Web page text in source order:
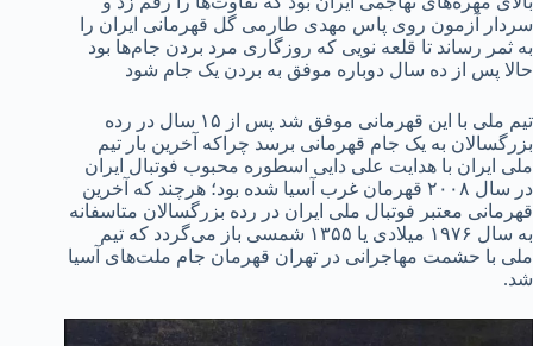
سردار آزمون روی پاس مهدی طارمی گل قهرمانی ایران را
به ثمر رساند تا قلعه نویی که روزگاری مرد بردن جام‌ها بود
حالا پس از ده سال دوباره موفق به بردن یک جام شود
تیم ملی با این قهرمانی موفق شد پس از ۱۵ سال در رده
بزرگسالان به یک جام قهرمانی برسد چراکه آخرین بار تیم
ملی ایران با هدایت علی دایی اسطوره محبوب فوتبال ایران
در سال ۲۰۰۸ قهرمان غرب آسیا شده بود؛ هرچند که آخرین
قهرمانی معتبر فوتبال ملی ایران در رده بزرگسالان متاسفانه
به سال ۱۹۷۶ میلادی یا ۱۳۵۵ شمسی باز می‌گردد که تیم
ملی با حشمت مهاجرانی در تهران قهرمان جام ملت‌های آسیا
شد.